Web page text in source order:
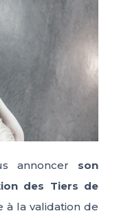
annoncer son
des Tiers de
à la validation de